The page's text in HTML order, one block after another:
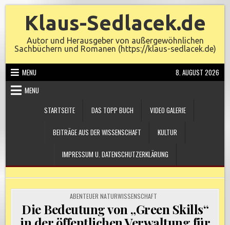
Klaus-Sedlacek.de
Autor und Herausgeber von außergewöhnlichen
Sachbüchern und Romanen (https://klaus-sedlacek.de)
MENU
8. AUGUST 2026
MENU
STARTSEITE
DAS TOPP BUCH VIDEO GALERIE
BEITRÄGE AUS DER WISSENSCHAFT KULTUR
IMPRESSUM U. DATENSCHUTZERKLÄRUNG
POSTED
IN
ABENTEUER NATURWISSENSCHAFT
Die Bedeutung von „Green Skills“